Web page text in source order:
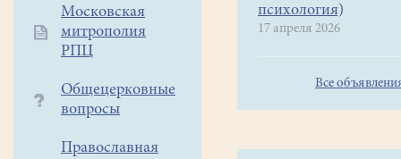
Московская
митрополия
РПЦ
Общецерковные
вопросы
Православная
психология)
17 апреля 2026
Все